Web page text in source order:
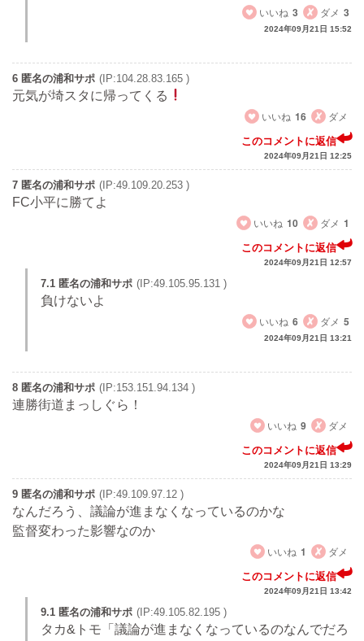
いいね 3 ダメ 3
2024年09月21日 15:52
6 匿名の浦和サポ (IP:104.28.83.165 )
元気が埼スタに帰ってくる
いいね 16 ダメ
このコメントに返信
2024年09月21日 12:25
7 匿名の浦和サポ (IP:49.109.20.253 )
FC小平に勝てよ
いいね 10 ダメ 1
このコメントに返信
2024年09月21日 12:57
7.1 匿名の浦和サポ (IP:49.105.95.131 )
負けないよ
いいね 6 ダメ 5
2024年09月21日 13:21
8 匿名の浦和サポ (IP:153.151.94.134 )
連勝街道まっしぐら！
いいね 9 ダメ
このコメントに返信
2024年09月21日 13:29
9 匿名の浦和サポ (IP:49.109.97.12 )
なんだろう、議論が進まなくなっているのかな
監督変わった影響なのか
いいね 1 ダメ
このコメントに返信
2024年09月21日 13:42
9.1 匿名の浦和サポ (IP:49.105.82.195 )
タカ&トモ「議論が進まなくなっているのなんでだろ